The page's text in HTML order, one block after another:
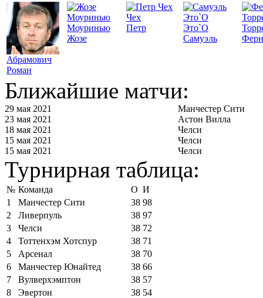
Абрамович
Роман
Моуринью
Жозе
Чех
Петр
Это`О
Самуэль
Ближайшие матчи:
29 мая 2021
Манчестер Сити
23 мая 2021
Астон Вилла
18 мая 2021
Челси
15 мая 2021
Челси
15 мая 2021
Челси
Турнирная таблица:
№ Команда О И
1
Манчестер Сити 38 98
2
Ливерпуль 38 97
3
Челси 38 72
4
Тоттенхэм Хотспур 38 71
5
Арсенал 38 70
6
Манчестер Юнайтед 38 66
7
Вулверхэмптон 38 57
8
Эвертон 38 54